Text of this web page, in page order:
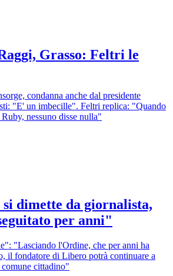
Grasso: Feltri le
condanna anche dal presidente
"E' un imbecille". Feltri replica: "Quando
nessuno disse nulla"
dimette da giornalista,
per anni"
"Lasciando l'Ordine, che per anni ha
il fondatore di Libero potrà continuare a
cittadino"